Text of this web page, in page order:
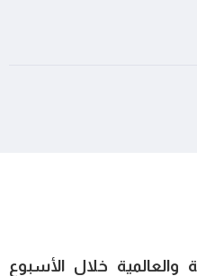
والعالمية خلال الأسبوع